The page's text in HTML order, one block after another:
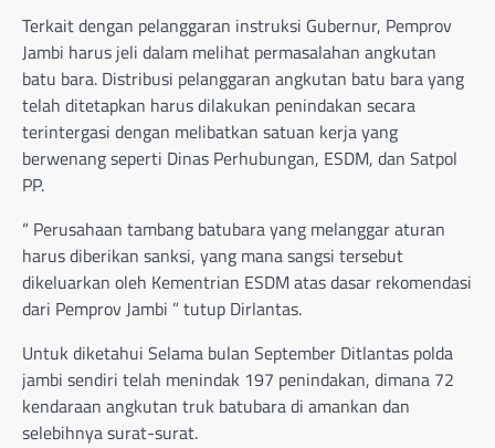
Terkait dengan pelanggaran instruksi Gubernur, Pemprov
Jambi harus jeli dalam melihat permasalahan angkutan
batu bara. Distribusi pelanggaran angkutan batu bara yang
telah ditetapkan harus dilakukan penindakan secara
terintergasi dengan melibatkan satuan kerja yang
berwenang seperti Dinas Perhubungan, ESDM, dan Satpol
PP.
“ Perusahaan tambang batubara yang melanggar aturan
harus diberikan sanksi, yang mana sangsi tersebut
dikeluarkan oleh Kementrian ESDM atas dasar rekomendasi
dari Pemprov Jambi ” tutup Dirlantas.
Untuk diketahui Selama bulan September Ditlantas polda
jambi sendiri telah menindak 197 penindakan, dimana 72
kendaraan angkutan truk batubara di amankan dan
selebihnya surat-surat.